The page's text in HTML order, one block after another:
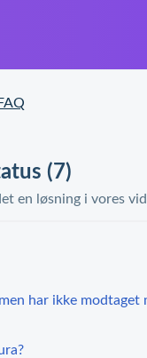
(7)
en løsning i vores
har ikke